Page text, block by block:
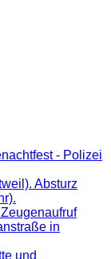
- Polizei
Absturz
in
und